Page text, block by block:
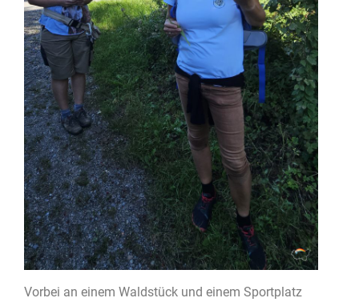
Vorbei an einem Waldstück und einem Sportplatz